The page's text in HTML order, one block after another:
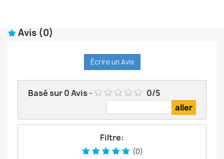
Avis (0)
Écrire un Avis
Basé sur0Avis- 0/5
Filtre:
(0)